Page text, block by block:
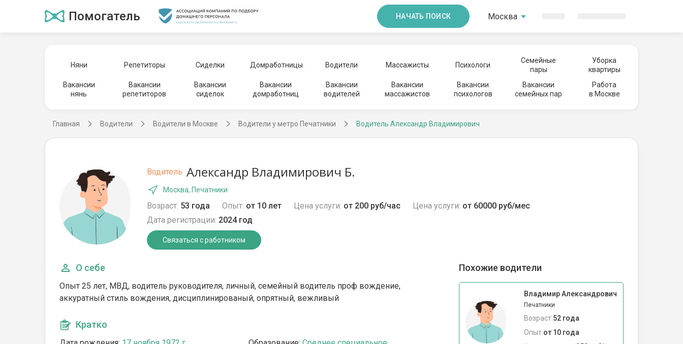
Помогатель НАЧАТЬ ПОИСК Москва
Няни Репетиторы Сиделки Домработницы Водители Массажисты Психологи
Семейные
пары
Уборка
квартиры
Вакансии
нянь
Вакансии
репетиторов
Вакансии
сиделок
Вакансии
домработниц
Вакансии
водителей
Вакансии
массажистов
Вакансии
психологов
Вакансии
семейных пар
Работа
в Москве
Главная Водители Водители в Москве Водители у метро Печатники Водитель Александр Владимирович
Водитель Александр Владимирович Б.
Москва, Печатники
Возраст: 53 года Опыт: от 10 лет Цена услуги: от 200 руб/час Цена услуги: от 60000 руб/мес
Дата регистрации: 2024 год
Связаться с работником
О себе
Опыт 25 лет, МВД, водитель руководителя, личный, семейный водитель проф вождение,
аккуратный стиль вождения, дисциплинированый, опрятный, вежливый
Кратко
Похожие водители
Владимир Александрович
Печатники
Возраст:52 года
Опыт:от 10 года